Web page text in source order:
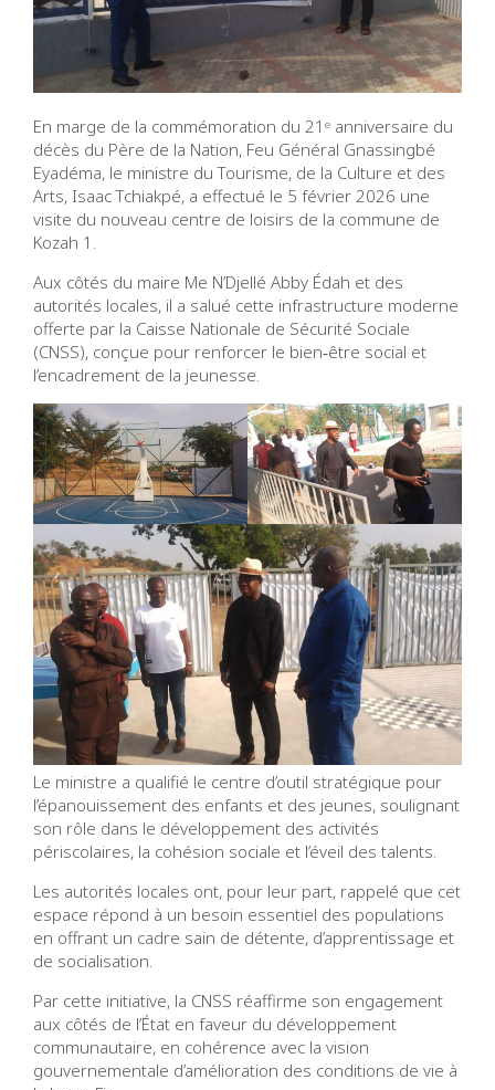
En marge de la commémoration du 21ᵉ anniversaire du
décès du Père de la Nation, Feu Général Gnassingbé
Eyadéma, le ministre du Tourisme, de la Culture et des
Arts, Isaac Tchiakpé, a effectué le 5 février 2026 une
visite du nouveau centre de loisirs de la commune de
Kozah 1.
Aux côtés du maire Me N’Djellé Abby Édah et des
autorités locales, il a salué cette infrastructure moderne
offerte par la Caisse Nationale de Sécurité Sociale
(CNSS), conçue pour renforcer le bien‑être social et
l’encadrement de la jeunesse.
Le ministre a qualifié le centre d’outil stratégique pour
l’épanouissement des enfants et des jeunes, soulignant
son rôle dans le développement des activités
périscolaires, la cohésion sociale et l’éveil des talents.
Les autorités locales ont, pour leur part, rappelé que cet
espace répond à un besoin essentiel des populations
en offrant un cadre sain de détente, d’apprentissage et
de socialisation.
Par cette initiative, la CNSS réaffirme son engagement
aux côtés de l’État en faveur du développement
communautaire, en cohérence avec la vision
gouvernementale d’amélioration des conditions de vie à